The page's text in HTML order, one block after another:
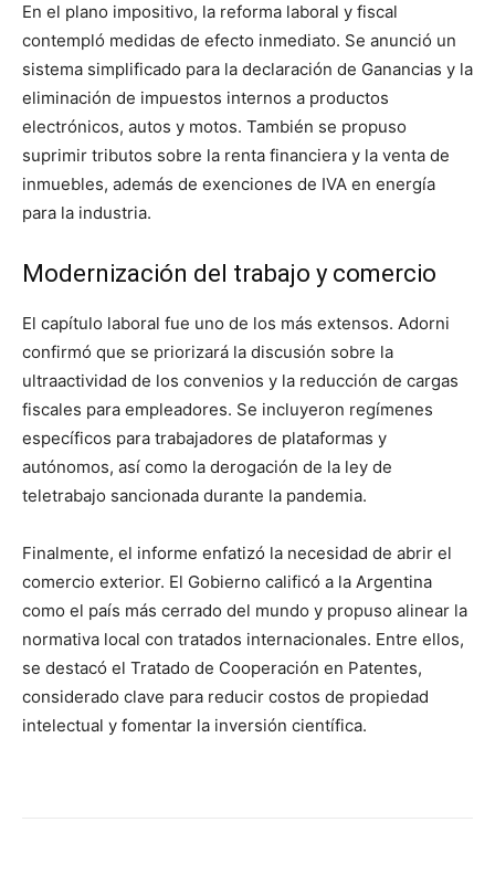
En el plano impositivo, la reforma laboral y fiscal
contempló medidas de efecto inmediato. Se anunció un
sistema simplificado para la declaración de Ganancias y la
eliminación de impuestos internos a productos
electrónicos, autos y motos. También se propuso
suprimir tributos sobre la renta financiera y la venta de
inmuebles, además de exenciones de IVA en energía
para la industria.
Modernización del trabajo y comercio
El capítulo laboral fue uno de los más extensos. Adorni
confirmó que se priorizará la discusión sobre la
ultraactividad de los convenios y la reducción de cargas
fiscales para empleadores. Se incluyeron regímenes
específicos para trabajadores de plataformas y
autónomos, así como la derogación de la ley de
teletrabajo sancionada durante la pandemia.
Finalmente, el informe enfatizó la necesidad de abrir el
comercio exterior. El Gobierno calificó a la Argentina
como el país más cerrado del mundo y propuso alinear la
normativa local con tratados internacionales. Entre ellos,
se destacó el Tratado de Cooperación en Patentes,
considerado clave para reducir costos de propiedad
intelectual y fomentar la inversión científica.